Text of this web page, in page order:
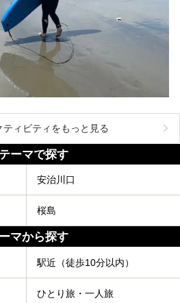
ティビティをもっと見る
ーマで探す
安治川口
桜島
マから探す
駅近（徒歩10分以内）
ひとり旅・一人旅